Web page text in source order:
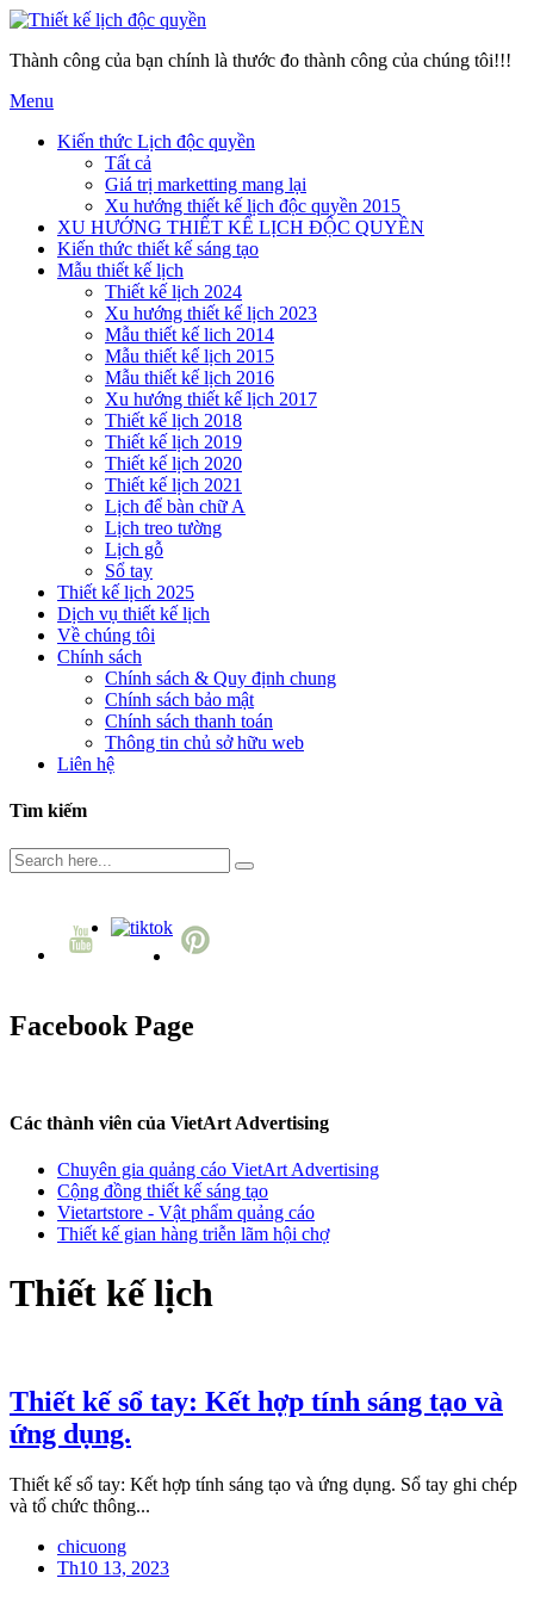
Thành công của bạn chính là thước đo thành công của chúng tôi!!!
Menu
Kiến thức Lịch độc quyền
Tất cả
Giá trị marketting mang lại
Xu hướng thiết kế lịch độc quyền 2015
XU HƯỚNG THIẾT KẾ LỊCH ĐỘC QUYỀN
Kiến thức thiết kế sáng tạo
Mẫu thiết kế lịch
Thiết kế lịch 2024
Xu hướng thiết kế lịch 2023
Mẫu thiết kế lich 2014
Mẫu thiết kế lịch 2015
Mẫu thiết kế lịch 2016
Xu hướng thiết kế lịch 2017
Thiết kế lịch 2018
Thiết kế lịch 2019
Thiết kế lịch 2020
Thiết kế lịch 2021
Lịch để bàn chữ A
Lịch treo tường
Lịch gỗ
Sổ tay
Thiết kế lịch 2025
Dịch vụ thiết kế lịch
Về chúng tôi
Chính sách
Chính sách & Quy định chung
Chính sách bảo mật
Chính sách thanh toán
Thông tin chủ sở hữu web
Liên hệ
Tìm kiếm
Facebook Page
Các thành viên của VietArt Advertising
Chuyên gia quảng cáo VietArt Advertising
Cộng đồng thiết kế sáng tạo
Vietartstore - Vật phẩm quảng cáo
Thiết kế gian hàng triễn lãm hội chợ
Thiết kế lịch
Thiết kế sổ tay: Kết hợp tính sáng tạo và
ứng dụng.
Thiết kế sổ tay: Kết hợp tính sáng tạo và ứng dụng. Sổ tay ghi chép
và tổ chức thông...
chicuong
Th10 13, 2023